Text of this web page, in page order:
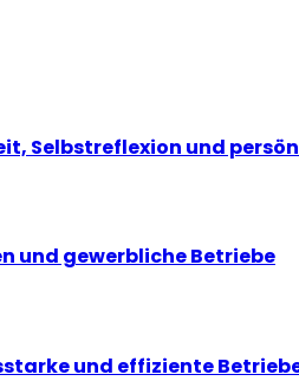
Selbstreflexion und
und gewerbliche Betriebe
und effiziente